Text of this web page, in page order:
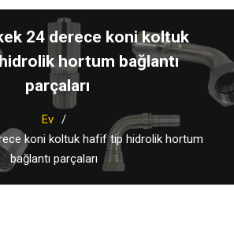
24 derece koni koltuk
hortum bağlantı
parçaları
Ev
koni koltuk hafif tip hidrolik hortum
bağlantı parçaları